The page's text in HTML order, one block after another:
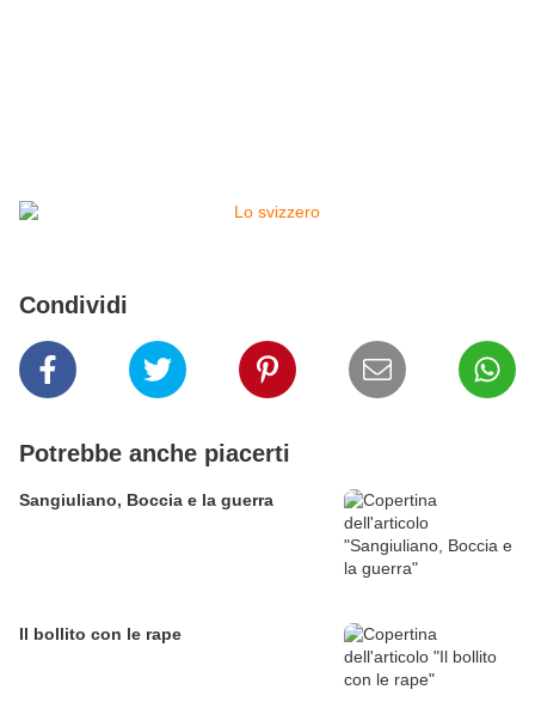
Condividi
Potrebbe anche piacerti
Sangiuliano, Boccia e la guerra
Il bollito con le rape